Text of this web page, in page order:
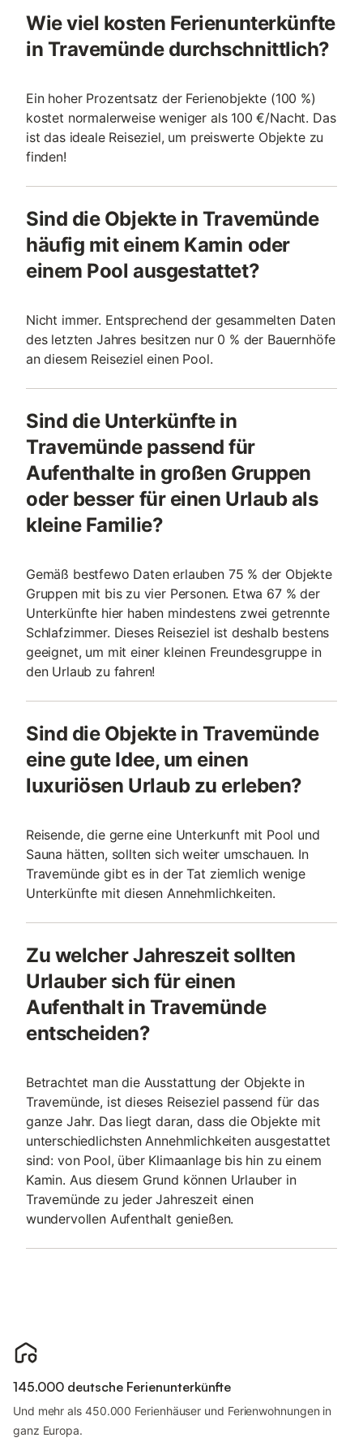
Wie viel kosten Ferienunterkünfte
in Travemünde durchschnittlich?
Ein hoher Prozentsatz der Ferienobjekte (100 %)
kostet normalerweise weniger als 100 €/Nacht. Das
ist das ideale Reiseziel, um preiswerte Objekte zu
finden!
Sind die Objekte in Travemünde
häufig mit einem Kamin oder
einem Pool ausgestattet?
Nicht immer. Entsprechend der gesammelten Daten
des letzten Jahres besitzen nur 0 % der Bauernhöfe
an diesem Reiseziel einen Pool.
Sind die Unterkünfte in
Travemünde passend für
Aufenthalte in großen Gruppen
oder besser für einen Urlaub als
kleine Familie?
Gemäß bestfewo Daten erlauben 75 % der Objekte
Gruppen mit bis zu vier Personen. Etwa 67 % der
Unterkünfte hier haben mindestens zwei getrennte
Schlafzimmer. Dieses Reiseziel ist deshalb bestens
geeignet, um mit einer kleinen Freundesgruppe in
den Urlaub zu fahren!
Sind die Objekte in Travemünde
eine gute Idee, um einen
luxuriösen Urlaub zu erleben?
Reisende, die gerne eine Unterkunft mit Pool und
Sauna hätten, sollten sich weiter umschauen. In
Travemünde gibt es in der Tat ziemlich wenige
Unterkünfte mit diesen Annehmlichkeiten.
Zu welcher Jahreszeit sollten
Urlauber sich für einen
Aufenthalt in Travemünde
entscheiden?
Betrachtet man die Ausstattung der Objekte in
Travemünde, ist dieses Reiseziel passend für das
ganze Jahr. Das liegt daran, dass die Objekte mit
unterschiedlichsten Annehmlichkeiten ausgestattet
sind: von Pool, über Klimaanlage bis hin zu einem
Kamin. Aus diesem Grund können Urlauber in
Travemünde zu jeder Jahreszeit einen
wundervollen Aufenthalt genießen.
145.000 deutsche Ferienunterkünfte
Und mehr als 450.000 Ferienhäuser und Ferienwohnungen in
ganz Europa.